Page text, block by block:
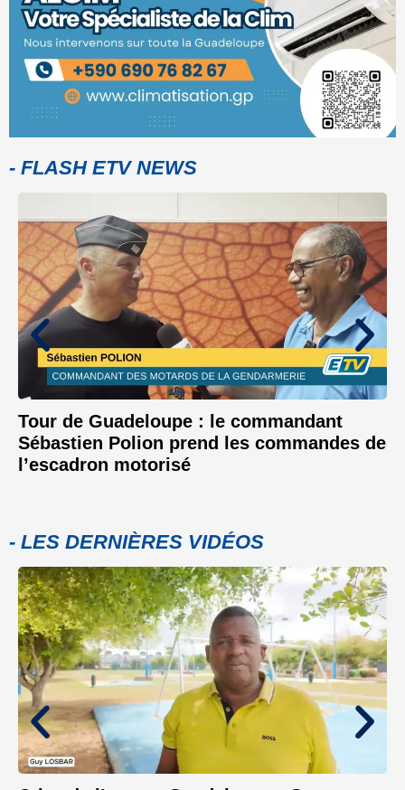
- FLASH ETV NEWS
Tour de Guadeloupe : le commandant
Sébastien Polion prend les commandes de
l’escadron motorisé
- LES DERNIÈRES VIDÉOS